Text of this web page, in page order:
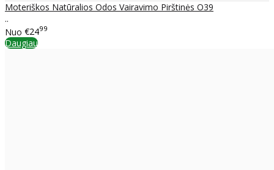
Moteriškos Natūralios Odos Vairavimo Pirštinės O39
..
Nuo €2499
Daugiau